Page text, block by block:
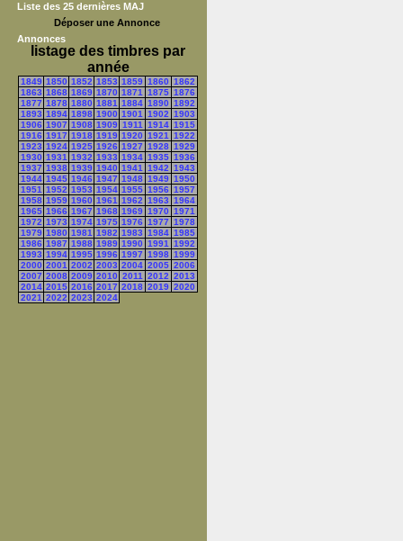
Liste des 25 dernières MAJ
Déposer une Annonce
Annonces
listage des timbres par
année
1849 1850 1852 1853 1859 1860 1862
1863 1868 1869 1870 1871 1875 1876
1877 1878 1880 1881 1884 1890 1892
1893 1894 1898 1900 1901 1902 1903
1906 1907 1908 1909 1911 1914 1915
1916 1917 1918 1919 1920 1921 1922
1923 1924 1925 1926 1927 1928 1929
1930 1931 1932 1933 1934 1935 1936
1937 1938 1939 1940 1941 1942 1943
1944 1945 1946 1947 1948 1949 1950
1951 1952 1953 1954 1955 1956 1957
1958 1959 1960 1961 1962 1963 1964
1965 1966 1967 1968 1969 1970 1971
1972 1973 1974 1975 1976 1977 1978
1979 1980 1981 1982 1983 1984 1985
1986 1987 1988 1989 1990 1991 1992
1993 1994 1995 1996 1997 1998 1999
2000 2001 2002 2003 2004 2005 2006
2007 2008 2009 2010 2011 2012 2013
2014 2015 2016 2017 2018 2019 2020
2021 2022 2023 2024